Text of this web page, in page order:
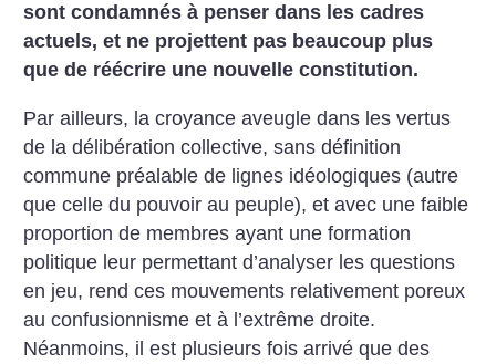
sont condamnés à penser dans les cadres
actuels, et ne projettent pas beaucoup plus
que de réécrire une nouvelle constitution.
Par ailleurs, la croyance aveugle dans les vertus
de la délibération collective, sans définition
commune préalable de lignes idéologiques (autre
que celle du pouvoir au peuple), et avec une faible
proportion de membres ayant une formation
politique leur permettant d’analyser les questions
en jeu, rend ces mouvements relativement poreux
au confusionnisme et à l’extrême droite.
Néanmoins, il est plusieurs fois arrivé que des